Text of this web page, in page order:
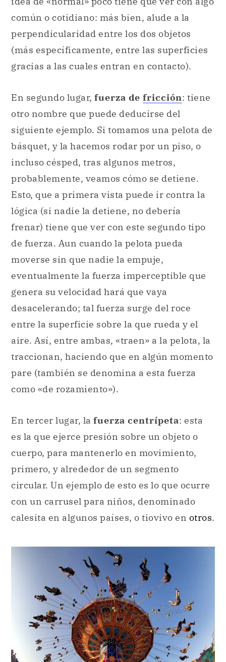
común o cotidiano: más bien, alude a la
perpendicularidad entre los dos objetos
(más específicamente, entre las superficies
gracias a las cuales entran en contacto).
En segundo lugar, fuerza de fricción: tiene
otro nombre que puede deducirse del
siguiente ejemplo. Si tomamos una pelota de
básquet, y la hacemos rodar por un piso, o
incluso césped, tras algunos metros,
probablemente, veamos cómo se detiene.
Esto, que a primera vista puede ir contra la
lógica (si nadie la detiene, no debería
frenar) tiene que ver con este segundo tipo
de fuerza. Aun cuando la pelota pueda
moverse sin que nadie la empuje,
eventualmente la fuerza imperceptible que
genera su velocidad hará que vaya
desacelerando; tal fuerza surge del roce
entre la superficie sobre la que rueda y el
aire. Así, entre ambas, «traen» a la pelota, la
traccionan, haciendo que en algún momento
pare (también se denomina a esta fuerza
como «de rozamiento»).
En tercer lugar, la fuerza centrípeta: esta
es la que ejerce presión sobre un objeto o
cuerpo, para mantenerlo en movimiento,
primero, y alrededor de un segmento
circular. Un ejemplo de esto es lo que ocurre
con un carrusel para niños, denominado
calesita en algunos países, o tiovivo en otros.